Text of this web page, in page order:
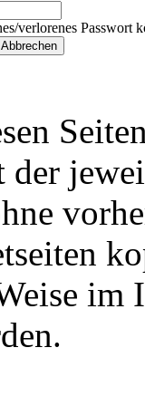
verlorenes Passwort
der
im